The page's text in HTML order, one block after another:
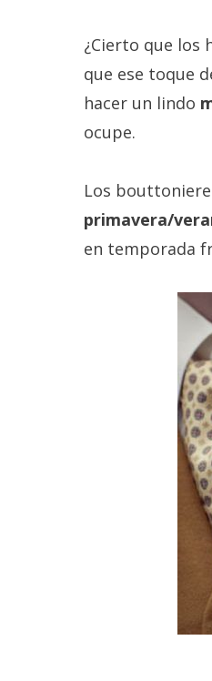
¿Cierto que los
que ese toque
hacer un lindo
ocupe.
Los
primavera/
en temporada